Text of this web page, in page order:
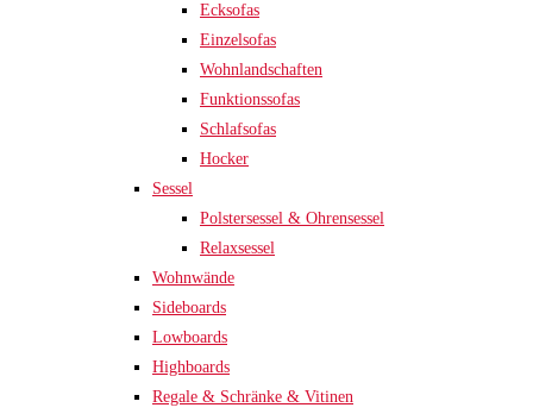
Ecksofas
Einzelsofas
Wohnlandschaften
Funktionssofas
Schlafsofas
Hocker
Sessel
Polstersessel & Ohrensessel
Relaxsessel
Wohnwände
Sideboards
Lowboards
Highboards
Regale & Schränke & Vitinen